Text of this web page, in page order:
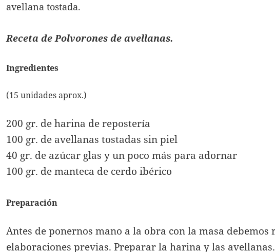
avellana tostada.
Receta de Polvorones de avellanas.
Ingredientes
(15 unidades aprox.)
200 gr. de harina de repostería
100 gr. de avellanas tostadas sin piel
40 gr. de azúcar glas y un poco más para adornar
100 gr. de manteca de cerdo ibérico
Preparación
Antes de ponernos mano a la obra con la masa debemos
elaboraciones previas. Preparar la harina y las avellanas.